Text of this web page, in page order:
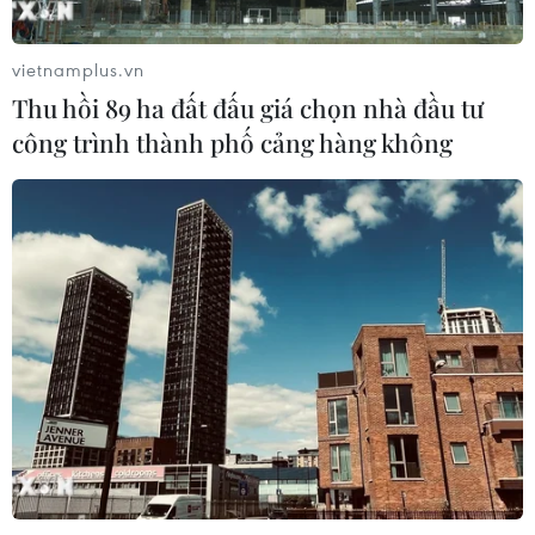
Cổ phiếu Tesla lao dốc, vốn hóa thị
24/07/2026 14:55
Sẽ ban hành quy chuẩn kỹ thuật đối
với trụ và trạm sạc xe điện trước 30/9
24/07/2026 11:01
Tây Ban Nha trở thành “cứ điểm” xe
điện Trung Quốc tại châu Âu
24/07/2026 08:06
Bridgestone Việt Nam giới thiệu
vietnamplus.vn
Thu hồi 89 ha đất đấu giá chọn nhà đầu tư
công trình thành phố cảng hàng không